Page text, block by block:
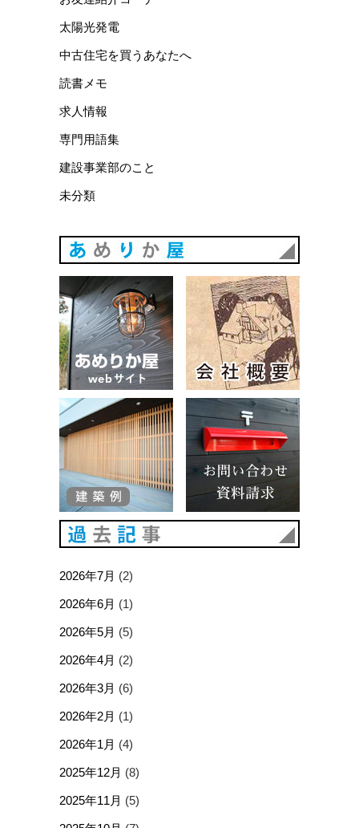
太陽光発電
中古住宅を買うあなたへ
読書メモ
求人情報
専門用語集
建設事業部のこと
未分類
あめりか屋WEBサイト
2026年7月 (2)
2026年6月 (1)
2026年5月 (5)
2026年4月 (2)
2026年3月 (6)
2026年2月 (1)
2026年1月 (4)
2025年12月 (8)
2025年11月 (5)